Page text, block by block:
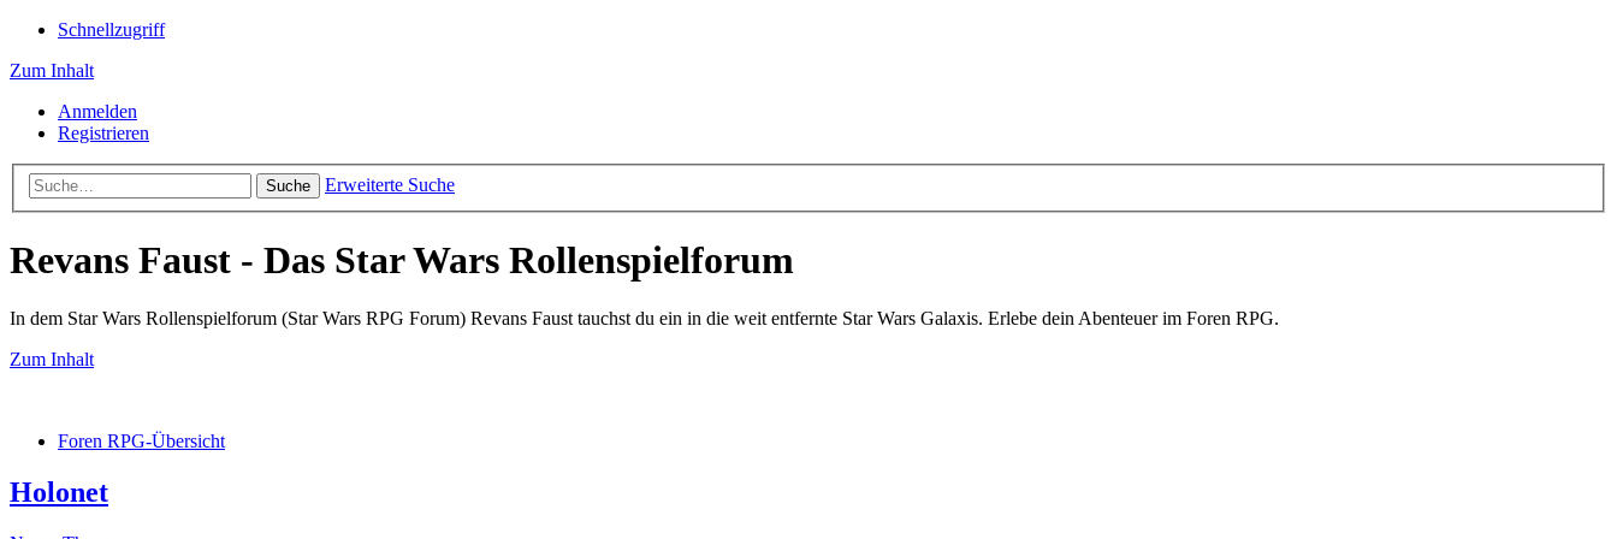
Schnellzugriff
Zum Inhalt
Anmelden
Registrieren
Suche Erweiterte Suche
Revans Faust - Das Star Wars Rollenspielforum
In dem Star Wars Rollenspielforum (Star Wars RPG Forum) Revans Faust tauchst du ein in die weit entfernte Star Wars Galaxis. Erlebe dein Abenteuer im Foren RPG.
Zum Inhalt
Foren RPG-Übersicht
Holonet